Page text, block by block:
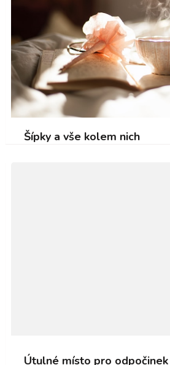
Šípky a vše kolem nich
Útulné místo pro odpočinek